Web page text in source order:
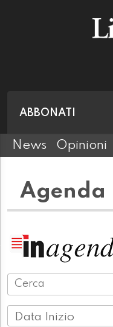
ABBONATI
News Opinioni
Agenda
Data Inizio